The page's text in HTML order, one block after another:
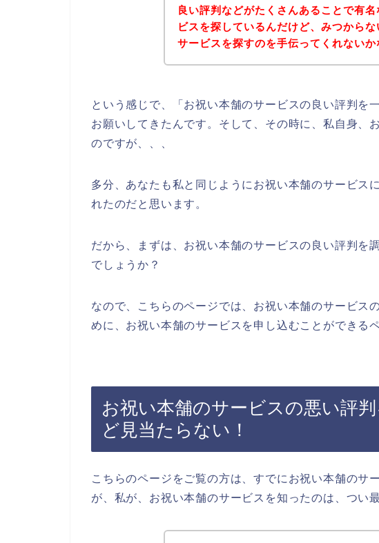
良い評判などがたくさんあることで有
ビスを探しているんだけど、みつから
サービスを探すのを手伝ってくれない
という感じで、「お祝い本舗のサービスの良い評判を
お願いしてきたんです。そして、その時に、私自身、
のですが、、、
多分、あなたも私と同じようにお祝い本舗のサービス
れたのだと思います。
だから、まずは、お祝い本舗のサービスの良い評判を
でしょうか？
なので、こちらのページでは、お祝い本舗のサービス
めに、お祝い本舗のサービスを申し込むことができる
お祝い本舗のサービスの悪い評
ど見当たらない！
こちらのページをご覧の方は、すでにお祝い本舗のサ
が、私が、お祝い本舗のサービスを知ったのは、つい